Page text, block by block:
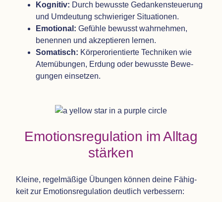
Kogni­tiv: Durch bewusste Gedan­ken­steue­rung
und Umdeu­tung schwie­ri­ger Situationen.
Emo­tio­nal: Gefühle bewusst wahr­neh­men,
benen­nen und akzep­tie­ren lernen.
Soma­tisch: Kör­per­ori­en­tierte Tech­ni­ken wie
Atem­übun­gen, Erdung oder bewusste Bewe­
gun­gen einsetzen.
Emo­ti­ons­re­gu­la­tion im All­tag
stärken
Kleine, regel­mä­ßige Übun­gen kön­nen deine Fähig­
keit zur Emo­ti­ons­re­gu­la­tion deut­lich verbessern: